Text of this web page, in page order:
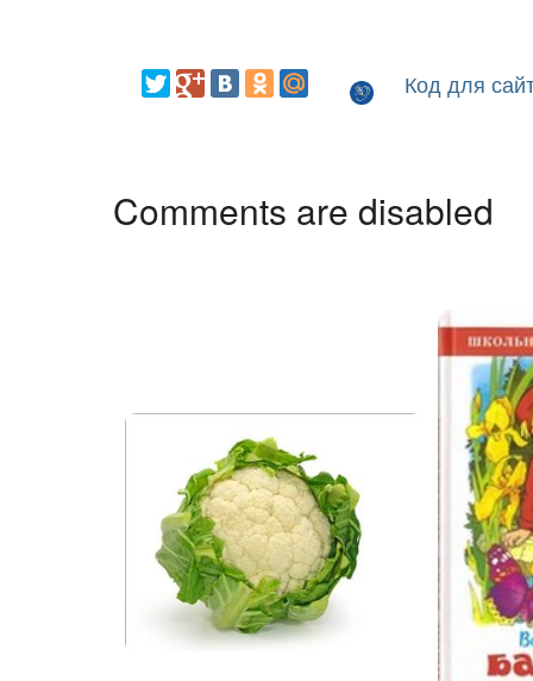
Код для
Comments are disabled